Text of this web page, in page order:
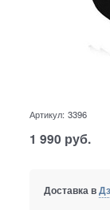
Артикул: 3396
1 990 руб.
Доставка в